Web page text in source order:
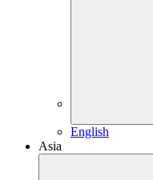
English
Asia